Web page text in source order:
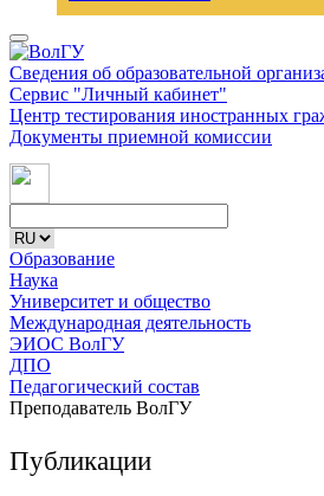
Сведения об образовательной
Сервис "Личный кабинет"
Центр тестирования иностранных
Документы приемной комиссии
Образование
Наука
Университет и общество
Международная деятельность
ЭИОС ВолГУ
ДПО
Педагогический состав
Преподаватель ВолГУ
Публикации